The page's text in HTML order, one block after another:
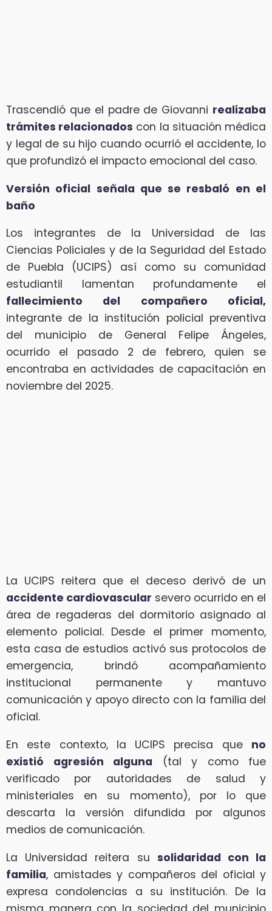
Trascendió que el padre de Giovanni realizaba
trámites relacionados con la situación médica
y legal de su hijo cuando ocurrió el accidente, lo
que profundizó el impacto emocional del caso.
Versión oficial señala que se resbaló en el
baño
Los integrantes de la Universidad de las
Ciencias Policiales y de la Seguridad del Estado
de Puebla (UCIPS) así como su comunidad
estudiantil lamentan profundamente el
fallecimiento del compañero oficial,
integrante de la institución policial preventiva
del municipio de General Felipe Ángeles,
ocurrido el pasado 2 de febrero, quien se
encontraba en actividades de capacitación en
noviembre del 2025.
La UCIPS reitera que el deceso derivó de un
accidente cardiovascular severo ocurrido en el
área de regaderas del dormitorio asignado al
elemento policial. Desde el primer momento,
esta casa de estudios activó sus protocolos de
emergencia, brindó acompañamiento
institucional permanente y mantuvo
comunicación y apoyo directo con la familia del
oficial.
En este contexto, la UCIPS precisa que no
existió agresión alguna (tal y como fue
verificado por autoridades de salud y
ministeriales en su momento), por lo que
descarta la versión difundida por algunos
medios de comunicación.
La Universidad reitera su solidaridad con la
familia, amistades y compañeros del oficial y
expresa condolencias a su institución. De la